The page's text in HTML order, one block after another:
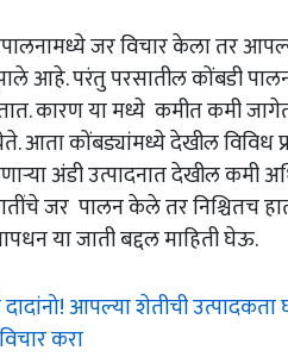
जर विचार केला तर
झाले आहे. परंतु परसातील कोंबडी
कारण या मध्ये कमीत कमी
आता कोंबड्यांमध्ये देखील विविध
अंडी उत्पादनात देखील कमी
जर पालन केले तर निश्चितच
या जाती बद्दल माहिती घेऊ.
आपल्या शेतीची
करा